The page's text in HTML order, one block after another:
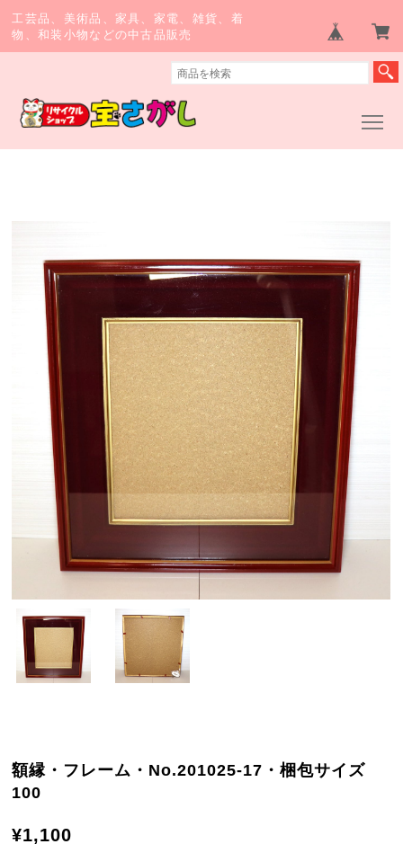
工芸品、美術品、家具、家電、雑貨、着
物、和装小物などの中古品販売
額縁・フレーム・No.201025-17・梱包サイズ
100
¥1,100